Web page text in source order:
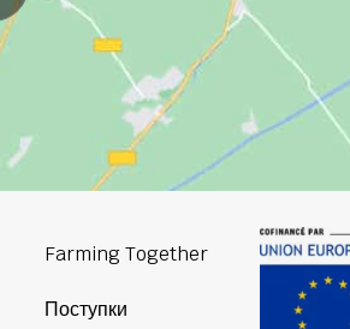
Farming Together
Поступки